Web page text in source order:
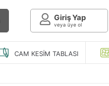
Giriş Yap
veya üye ol
CAM KESIM TABLASI